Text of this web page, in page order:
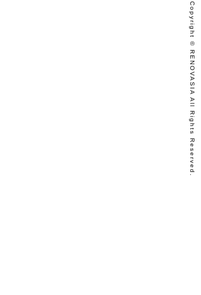
Copyright © RENOVASIA All Rights Reserved.